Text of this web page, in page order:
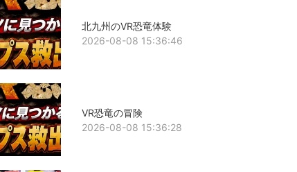
北九州のVR恐竜体験
2026-08-08 15:36:46
VR恐竜の冒険
2026-08-08 15:36:28